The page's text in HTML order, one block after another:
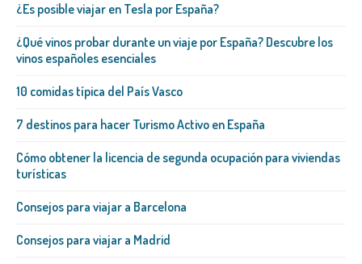
¿Es posible viajar en Tesla por España?
¿Qué vinos probar durante un viaje por España? Descubre los
vinos españoles esenciales
10 comidas típica del País Vasco
7 destinos para hacer Turismo Activo en España
Cómo obtener la licencia de segunda ocupación para viviendas
turísticas
Consejos para viajar a Barcelona
Consejos para viajar a Madrid